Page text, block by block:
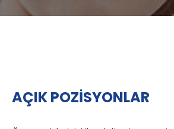
AÇIK POZİSYONLAR